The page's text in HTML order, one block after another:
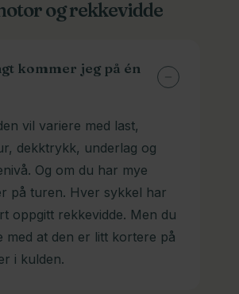
Se “Tilbehør» på
Vi koser oss med å
hos oss selv. De står
det. Ta kontakt, så
og rekkevidde
kommer jeg på én
vil variere med last,
dekktrykk, underlag og
Og om du har mye
på turen. Hver sykkel har
oppgitt rekkevidde. Men du
med at den er litt kortere på
i kulden.